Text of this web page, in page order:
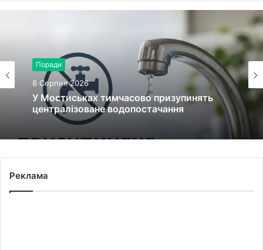
Поради
8 Серпня 2026
У Мостиськах тимчасово призупинять
централізоване водопостачання
Реклама